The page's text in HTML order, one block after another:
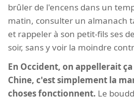
brûler de l'encens dans un
matin, consulter un almanach
et rappeler à son petit-fils ses
soir, sans y voir la moindre
En Occident, on appellerait
Chine, c'est simplement la
choses fonctionnent. Le